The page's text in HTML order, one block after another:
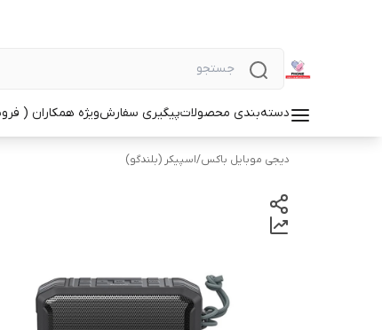
دسته‌بندی محصولاتپیگیری سفارشویژه همکاران (
دیجی موبایل باکس/اسپیکر (بلندگو)